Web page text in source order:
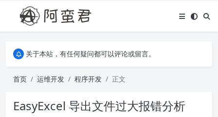
关于本站，有任何疑问都可以评论或留言。
关于本站，有任何疑问都可以评论或留言。
首页
运维开发 程序开发 正文
EasyExcel 导出文件过大报错分析